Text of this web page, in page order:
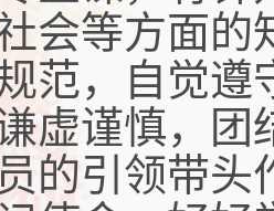
会等方面
范，自觉
虚谨慎，团
的引领带